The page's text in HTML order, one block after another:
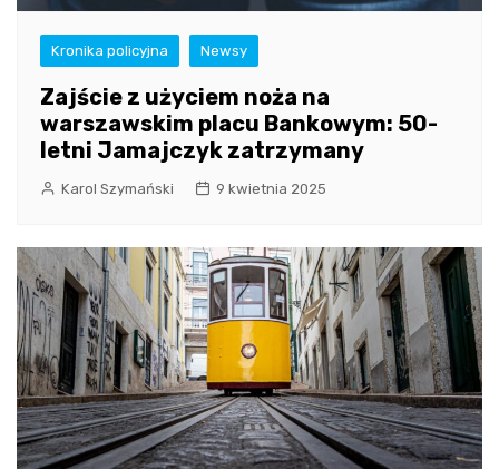
Kronika policyjna Newsy
Zajście z użyciem noża na
warszawskim placu Bankowym: 50-
letni Jamajczyk zatrzymany
Karol Szymański 9 kwietnia 2025